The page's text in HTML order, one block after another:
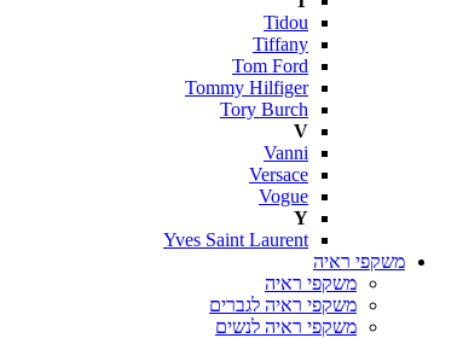
Tidou
Tiffany
Tom Ford
Tommy Hilfiger
Tory Burch
V
Vanni
Versace
Vogue
Y
Yves Saint Laurent
משקפי ראיה
משקפי ראיה
משקפי ראיה לגברים
משקפי ראיה לנשים